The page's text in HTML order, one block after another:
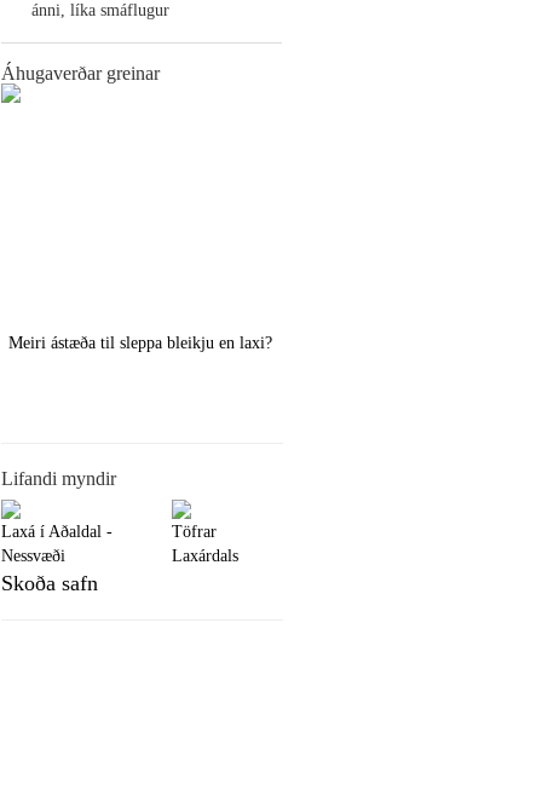
ánni, líka smáflugur
Áhugaverðar greinar
Meiri ástæða til sleppa bleikju en laxi?
Lifandi myndir
Laxá í Aðaldal -
Nessvæði
Töfrar
Laxárdals
Skoða safn